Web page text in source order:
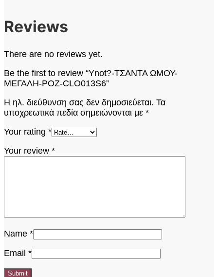
Reviews
There are no reviews yet.
Be the first to review “Ynot?-ΤΣΑΝΤΑ ΩΜΟΥ-
ΜΕΓΑΛΗ-ΡΟΖ-CLO013S6”
Η ηλ. διεύθυνση σας δεν δημοσιεύεται. Τα
υποχρεωτικά πεδία σημειώνονται με *
Your rating *
Your review *
Name *
Email *